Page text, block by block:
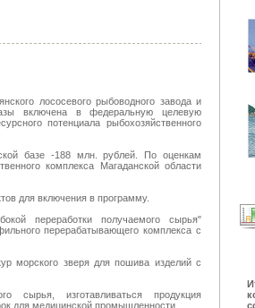
лососевого рыбоводного завода и
базы включена в федеральную целевую
потенциала рыбохозяйственного
базе -188 млн. рублей. По оценкам
комплекса Магаданской области
для включения в программу.
переработки получаемого сырья"
перерабатывающего комплекса с
морского зверя для пошива изделий с
сырья, изготавливаться продукция
для медицинской промышленности.